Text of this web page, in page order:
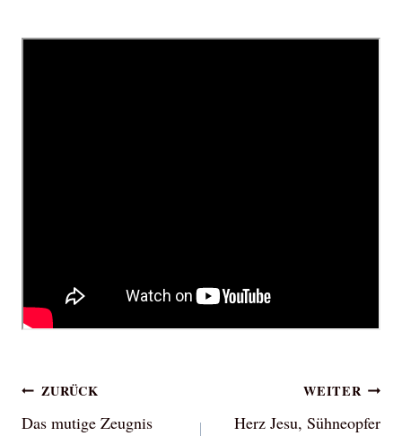
Beitragsnavigation
ZURÜCK
Das mutige Zeugnis
WEITER
Herz Jesu, Sühneopfer